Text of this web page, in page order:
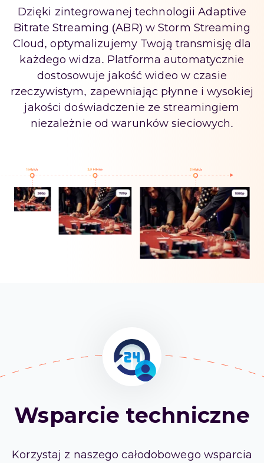
Dzięki zintegrowanej technologii Adaptive
Bitrate Streaming (ABR) w Storm Streaming
Cloud, optymalizujemy Twoją transmisję dla
każdego widza. Platforma automatycznie
dostosowuje jakość wideo w czasie
rzeczywistym, zapewniając płynne i wysokiej
jakości doświadczenie ze streamingiem
niezależnie od warunków sieciowych.
Wsparcie techniczne
Korzystaj z naszego całodobowego wsparcia